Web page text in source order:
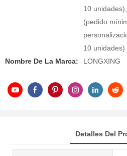
10
(pedido
10 unidades)
Nombre De La Marca:
LONGXING
Detalles Del